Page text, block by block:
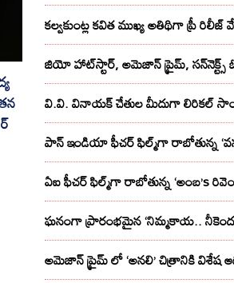
కల్వకుంట్ల కవిత ముఖ్య అతిథిగా ప్రీ రిలీజ్
జియో హాట్‌స్టార్, అమెజాన్ ప్రైమ్, సన్‌నెక్ట్స్
వి.వి. వినాయక్ చేతుల మీదుగా లిరికల్
పాన్ ఇండియా ఫీచర్ ఫిల్మ్‌గా రాబోతున్న
ఏఐ ఫీచర్ ఫిల్మ్‌గా రాబోతున్న ‘అంబ’s
ఘనంగా ప్రారంభమైన ‘నిమ్మకాయ..
అమెజాన్ ప్రైమ్ లో ‘అనలి’ చిత్రానికి విశేష